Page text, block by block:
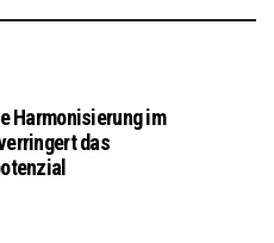
Harmonisierung im
das